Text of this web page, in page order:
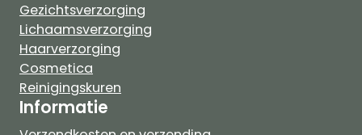
Gezichtsverzorging
Lichaamsverzorging
Haarverzorging
Cosmetica
Reinigingskuren
Informatie